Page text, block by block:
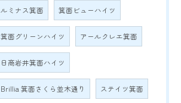
ルミナス箕面 箕面ビューハイツ
箕面グリーンハイツ アールクレエ箕面
日商岩井箕面ハイツ
Brillia 箕面さくら並木通り ステイツ箕面